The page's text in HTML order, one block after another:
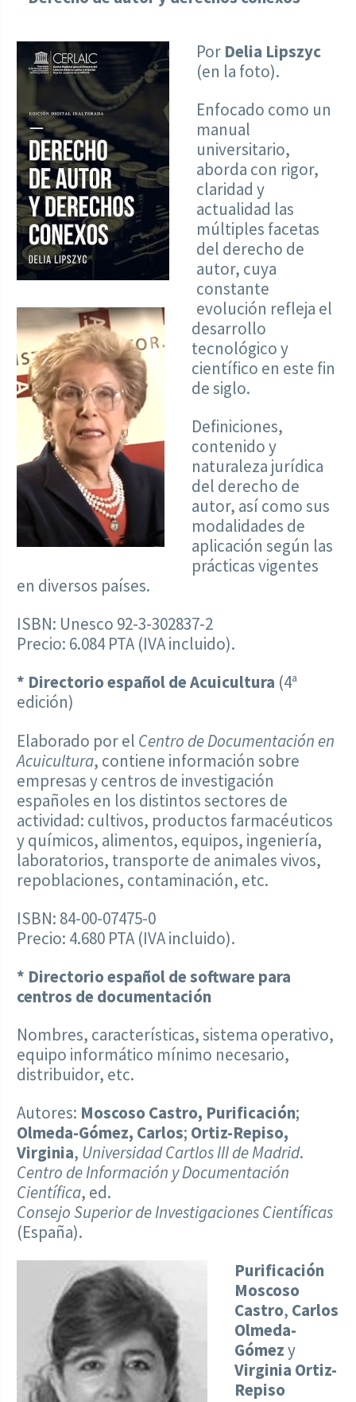
Por Delia Lipszyc
(en la foto).
Enfocado como un
manual
universitario,
aborda con rigor,
claridad y
actualidad las
múltiples facetas
del derecho de
autor, cuya
constante
evolución refleja el
desarrollo
tecnológico y
científico en este fin
de siglo.
Definiciones,
contenido y
naturaleza jurídica
del derecho de
autor, así como sus
modalidades de
aplicación según las
prácticas vigentes
en diversos países.
ISBN: Unesco 92-3-302837-2
Precio: 6.084 PTA (IVA incluido).
* Directorio español de Acuicultura (4ª
edición)
Elaborado por el Centro de Documentación en
Acuicultura, contiene información sobre
empresas y centros de investigación
españoles en los distintos sectores de
actividad: cultivos, productos farmacéuticos
y químicos, alimentos, equipos, ingeniería,
laboratorios, transporte de animales vivos,
repoblaciones, contaminación, etc.
ISBN: 84-00-07475-0
Precio: 4.680 PTA (IVA incluido).
* Directorio español de software para
centros de documentación
Nombres, características, sistema operativo,
equipo informático mínimo necesario,
distribuidor, etc.
Autores: Moscoso Castro, Purificación;
Olmeda-Gómez, Carlos; Ortiz-Repiso,
Virginia, Universidad Cartlos III de Madrid.
Centro de Información y Documentación
Científica, ed.
Consejo Superior de Investigaciones Científicas
(España).
Purificación
Moscoso
Castro, Carlos
Olmeda-
Gómezy
Virginia Ortiz-
Repiso